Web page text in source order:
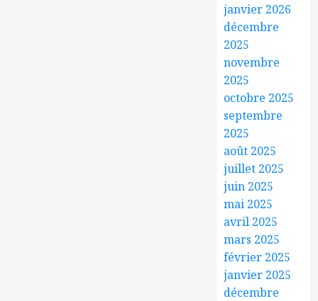
janvier 2026
décembre
2025
novembre
2025
octobre 2025
septembre
2025
août 2025
juillet 2025
juin 2025
mai 2025
avril 2025
mars 2025
février 2025
janvier 2025
décembre